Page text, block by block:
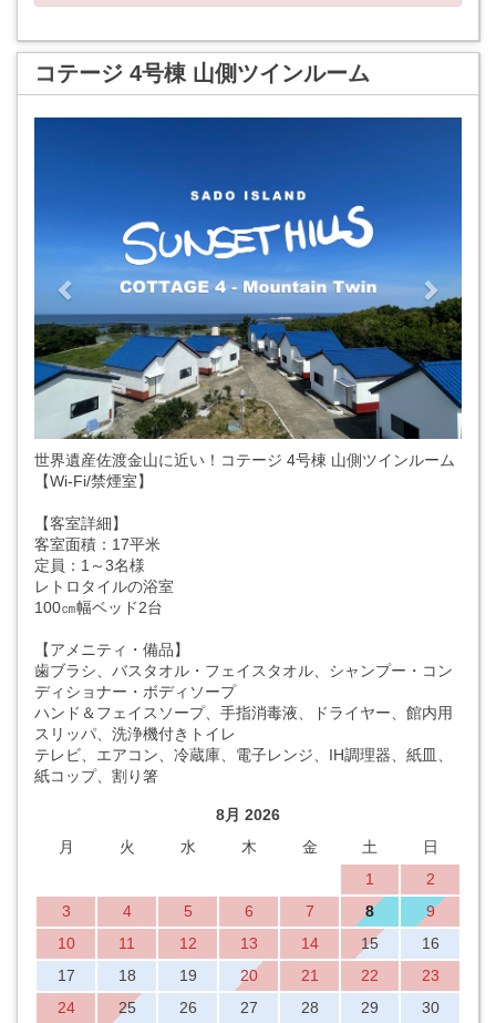
コテージ 4号棟 山側ツインルーム
世界遺産佐渡金山に近い！コテージ 4号棟 山側ツインルーム
【Wi-Fi/禁煙室】
【客室詳細】
客室面積：17平米
定員：1～3名様
レトロタイルの浴室
100㎝幅ベッド2台
【アメニティ・備品】
歯ブラシ、バスタオル・フェイスタオル、シャンプー・コン
ディショナー・ボディソープ
ハンド＆フェイスソープ、手指消毒液、ドライヤー、館内用
スリッパ、洗浄機付きトイレ
テレビ、エアコン、冷蔵庫、電子レンジ、IH調理器、紙皿、
紙コップ、割り箸
8月 2026
月
火 水 木 金 土
日
1
2
3
4 5 6 7 8
9
10
11 12 13 14 15
16
17
18 19 20 21 22
23
24
25 26 27 28 29 30